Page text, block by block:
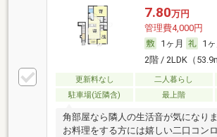
7.80万円
管理費4,000円
1ヶ月
1ヶ
2階 / 2LDK（
更新料なし 二人暮らし
駐車場(近隣含)
最上階
角部屋なら隣人の生活音が気になり
お料理をする方には嬉しい二口コンロ